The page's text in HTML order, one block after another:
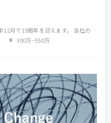
nide Inc.（株式会社ニード）は、2025年12月で19周年を迎えます。 当社のクリエイティブチームは20名前後の少数精鋭。 各自の領域で個々が存分に活躍するディレクターズ・カンパニーとして ジャンルレスなデザイン力を軸に、アウトプットを横断して一貫したクリエイティブを手がけています。 創業してからはプロモーションやコーポレートを 中心としたウェブサイトを制作していましたが、 オンライン的な表現が広告やビジネスの軸に据えられるようになった昨今は、 グラフィックや映像関連のクリエイティブに加えて、 各企業との制作体制のディレクションなどを含めた コンサルティング的な領域を担うことも増えており、 さらには、新たなビジネスをクライアントと一緒に 創り上げていく仕事も行っております。 当社のクリエイティブチームは20名ほどの人数を維持しており、 各自の領域で存分に活躍することができます。 また、クリエイティブチームメンバーとの 積極的なディスカッションによる知識向上、 他チームとの関わりによる、新たなチャレンジの場も提供しています。 十余年の間に培った、高いデザイン力と技術力、そして提案力は、 複数の大手代理店また、様々な業種のクライアント様より 大きな信頼をいただいています。 分野を限定しないクリエイティブ経験は 知識と技術を慥かに蓄え、知恵と見識を育み、 さらに成功率の高いアクションと成果物をご提案できるのです。 クライアントワーク領域で、新たな活躍の場を探している方は、 ぜひ当社に話を聞きにきませんか？ 面接の前に、ライトな形で事業内容や 弊社ビジョンのご紹介をさせていただくことも可能です。 自ら新しいビジネスを創り上げたい方、 仲間と共にチャレンジしたい方のご応募をお待ちしています。
300万~550万